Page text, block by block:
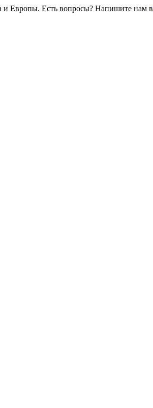
и Европы. Есть вопросы? Напишите нам в